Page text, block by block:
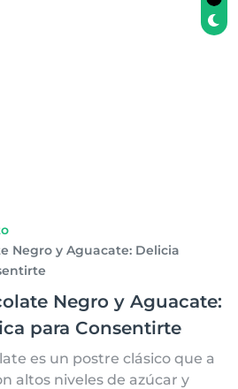
Negro y Aguacate: Delicia
Negro y Aguacate:
para Consentirte
es un postre clásico que a
altos niveles de azúcar y